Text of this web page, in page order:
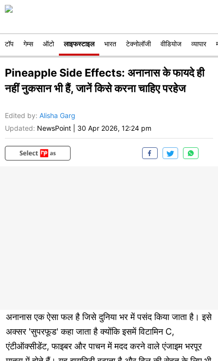
टॉप गेम्स ऑटो लाइफस्टाइल भारत टेक्नोलॉजी वीडियोज व्यापार
Pineapple Side Effects: अनानास के फायदे ही
नहीं नुकसान भी हैं, जानें किसे करना चाहिए परहेज
Edited by: Alisha Garg
Updated: NewsPoint 30 Apr 2026, 12:24 pm
अनानास एक ऐसा फल है जिसे दुनिया भर में पसंद किया जाता है। इसे
अक्सर 'सुपरफूड' कहा जाता है क्योंकि इसमें विटामिन C,
एंटीऑक्सीडेंट, फाइबर और पाचन में मदद करने वाले एंजाइम भरपूर